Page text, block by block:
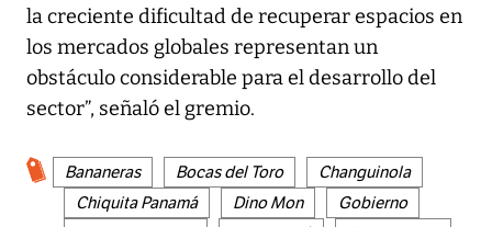
la creciente dificultad de recuperar espacios en
los mercados globales representan un
obstáculo considerable para el desarrollo del
sector”, señaló el gremio.
Bananeras Bocas del Toro
Changuinola
Chiquita Panamá
Dino Mon
Gobierno